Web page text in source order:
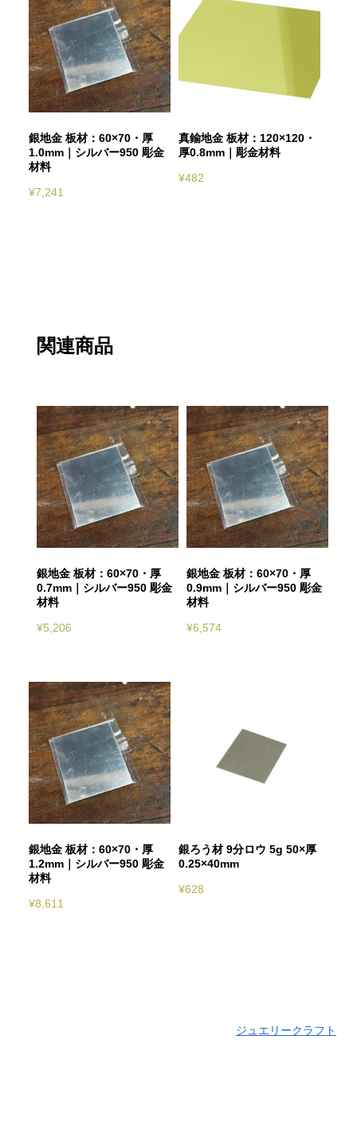
銀地金 板材：60×70・厚
1.0mm｜シルバー950 彫金
材料
¥7,241
真鍮地金 板材：120×120・
厚0.8mm｜彫金材料
¥482
関連商品
銀地金 板材：60×70・厚
0.7mm｜シルバー950 彫金
材料
¥5,206
銀地金 板材：60×70・厚
0.9mm｜シルバー950 彫金
材料
¥6,574
銀地金 板材：60×70・厚
1.2mm｜シルバー950 彫金
材料
¥8,611
銀ろう材 9分ロウ 5g 50×厚
0.25×40mm
¥628
ジュエリークラフト